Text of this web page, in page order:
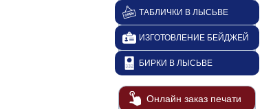
ТАБЛИЧКИ В ЛЫСЬВЕ
ИЗГОТОВЛЕНИЕ БЕЙДЖЕЙ
БИРКИ В ЛЫСЬВЕ
Онлайн заказ печати